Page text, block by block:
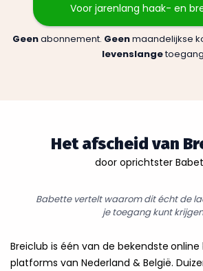
Voor jarenlang haak- en
Geenabonnement. Geenmaandelijkse
levenslange
Het afscheid van
door oprichtster
Babette vertelt waarom dit écht de
je toegang kunt
Breiclub is één van de bekendste online
platforms van Nederland & België.